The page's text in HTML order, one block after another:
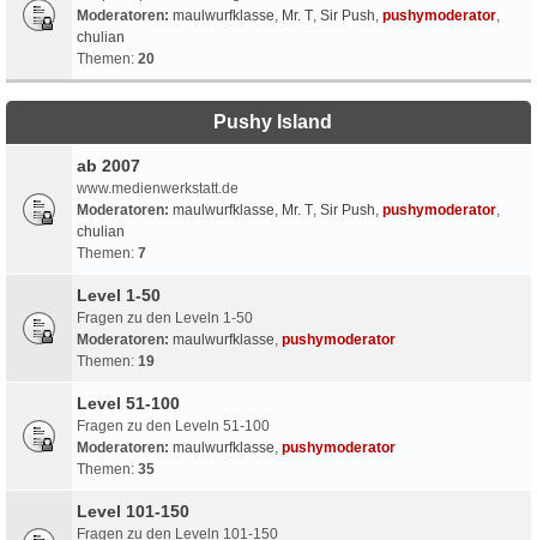
Moderatoren: maulwurfklasse, Mr. T, Sir Push, pushymoderator,
chulian
Themen: 20
Pushy Island
ab 2007
www.medienwerkstatt.de
Moderatoren: maulwurfklasse, Mr. T, Sir Push, pushymoderator,
chulian
Themen: 7
Level 1-50
Fragen zu den Leveln 1-50
Moderatoren: maulwurfklasse, pushymoderator
Themen: 19
Level 51-100
Fragen zu den Leveln 51-100
Moderatoren: maulwurfklasse, pushymoderator
Themen: 35
Level 101-150
Fragen zu den Leveln 101-150